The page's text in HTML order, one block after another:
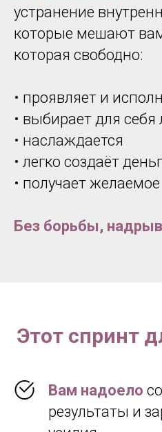
устранение
которые мешают
которая свободно:
• проявляет и
• выбирает для себя
• наслаждается
• легко создаёт
• получает желаемое
Без борьбы,
Этот спринт
Вам надоело
результаты и